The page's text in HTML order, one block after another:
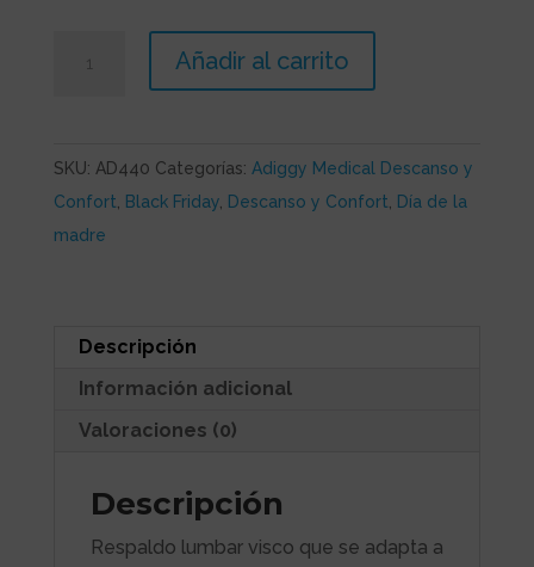
Añadir al carrito
SKU: AD440 Categorías: Adiggy Medical Descanso y
Confort
Black Friday, Descanso y Confort
Día de la
madre
Descripción
Información adicional
Valoraciones (0)
Descripción
Respaldo lumbar visco que se adapta a